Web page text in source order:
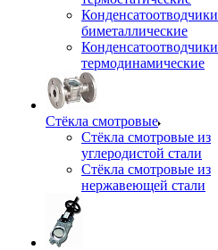
Конденсатоотводчики
биметаллические
Конденсатоотводчики
термодинамические
Стёкла смотровые
Стёкла смотровые из
углеродистой стали
Стёкла смотровые из
нержавеющей стали